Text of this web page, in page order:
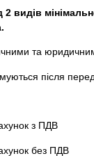
2 видів
та
після
з ПДВ
без ПДВ